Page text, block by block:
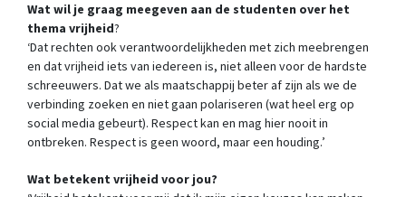
Wat wil je graag meegeven aan de studenten over het
thema vrijheid?
‘Dat rechten ook verantwoordelijkheden met zich meebrengen
en dat vrijheid iets van iedereen is, niet alleen voor de hardste
schreeuwers. Dat we als maatschappij beter af zijn als we de
verbinding zoeken en niet gaan polariseren (wat heel erg op
social media gebeurt). Respect kan en mag hier nooit in
ontbreken. Respect is geen woord, maar een houding.’
Wat betekent vrijheid voor jou?